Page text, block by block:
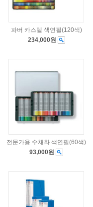
파버 카스텔 색연필(120색)
234,000원
전문가용 수채화 색연필(60색)
93,000원